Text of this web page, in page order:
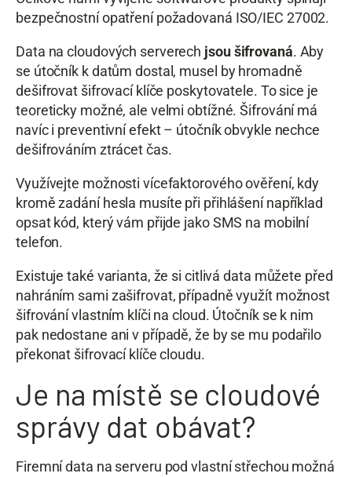
bezpečnostní opatření požadovaná ISO/IEC 27002.
Data na cloudových serverech jsou šifrovaná. Aby
se útočník k datům dostal, musel by hromadně
dešifrovat šifrovací klíče poskytovatele. To sice je
teoreticky možné, ale velmi obtížné. Šifrování má
navíc i preventivní efekt – útočník obvykle nechce
dešifrováním ztrácet čas.
Využívejte možnosti vícefaktorového ověření, kdy
kromě zadání hesla musíte při přihlášení například
opsat kód, který vám přijde jako SMS na mobilní
telefon.
Existuje také varianta, že si citlivá data můžete před
nahráním sami zašifrovat, případně využít možnost
šifrování vlastním klíči na cloud. Útočník se k nim
pak nedostane ani v případě, že by se mu podařilo
překonat šifrovací klíče cloudu.
Je na místě se cloudové
správy dat obávat?
Firemní data na serveru pod vlastní střechou možná